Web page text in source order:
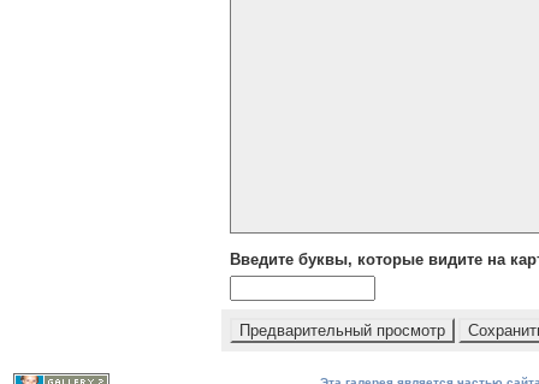
Введите буквы, которые видите на